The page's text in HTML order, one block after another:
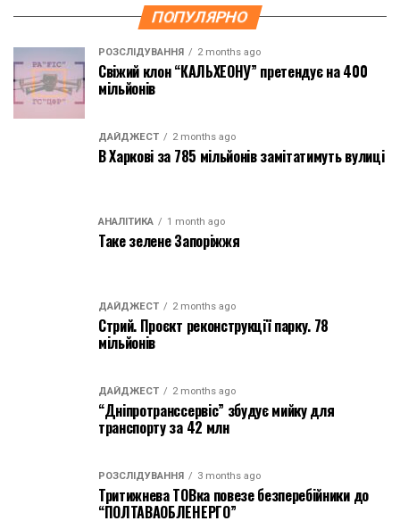
ПОПУЛЯРНО
РОЗСЛІДУВАННЯ 2 months ago
Свіжий клон “КАЛЬХЕОНУ” претендує на 400
мільйонів
ДАЙДЖЕСТ 2 months ago
В Харкові за 785 мільйонів замітатимуть вулиці
АНАЛІТИКА 1 month ago
Таке зелене Запоріжжя
ДАЙДЖЕСТ 2 months ago
Стрий. Проєкт реконструкції парку. 78
мільйонів
ДАЙДЖЕСТ 2 months ago
“Дніпротранссервіс” збудує мийку для
транспорту за 42 млн
РОЗСЛІДУВАННЯ 3 months ago
Тритижнева ТОВка повезе безперебійники до
“ПОЛТАВАОБЛЕНЕРГО”